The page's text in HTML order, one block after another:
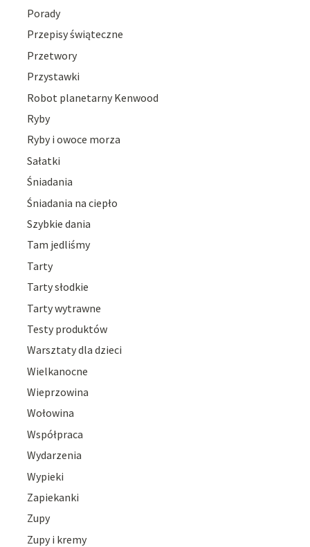
Porady
Przepisy świąteczne
Przetwory
Przystawki
Robot planetarny Kenwood
Ryby
Ryby i owoce morza
Sałatki
Śniadania
Śniadania na ciepło
Szybkie dania
Tam jedliśmy
Tarty
Tarty słodkie
Tarty wytrawne
Testy produktów
Warsztaty dla dzieci
Wielkanocne
Wieprzowina
Wołowina
Współpraca
Wydarzenia
Wypieki
Zapiekanki
Zupy
Zupy i kremy